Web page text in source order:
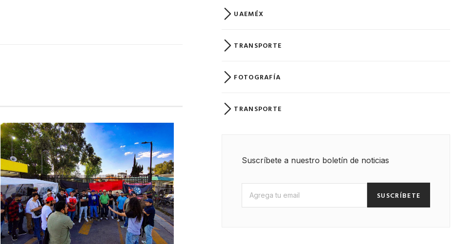
UAEMÉX
TRANSPORTE
FOTOGRAFÍA
TRANSPORTE
Suscríbete a nuestro boletín de noticias
SUSCRÍBETE